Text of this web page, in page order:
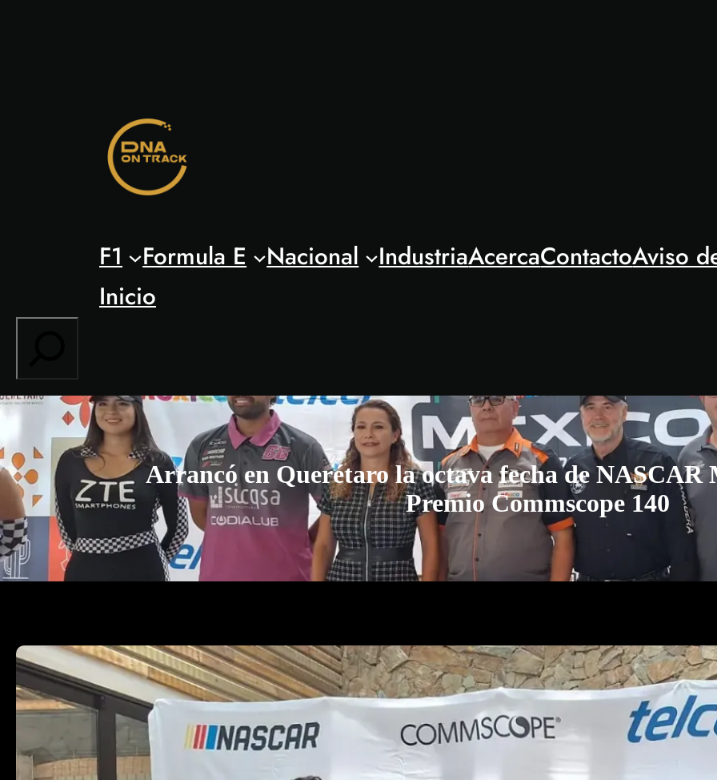
F1 Formula E Nacional IndustriaAcercaContactoAviso
Inicio
Arrancó en Querétaro la octava fecha de NASCAR
Premio Commscope 140